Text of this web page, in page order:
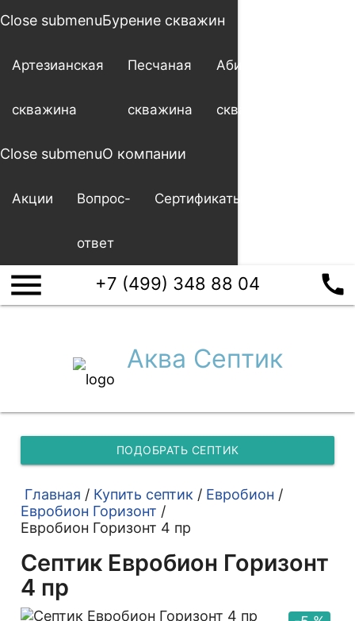
Close submenuБурение скважин
Артезианская
скважина
Песчаная
скважина
Абиссинская
скважина
Close submenuО компании
Акции Вопрос-
ответ
Сертификаты
menu +7 (499) 348 88 04 call
Аква Септик
ПОДОБРАТЬ СЕПТИК
Главная / Купить септик / Евробион /
Евробион Горизонт /
Евробион Горизонт 4 пр
Септик Евробион Горизонт
4 пр